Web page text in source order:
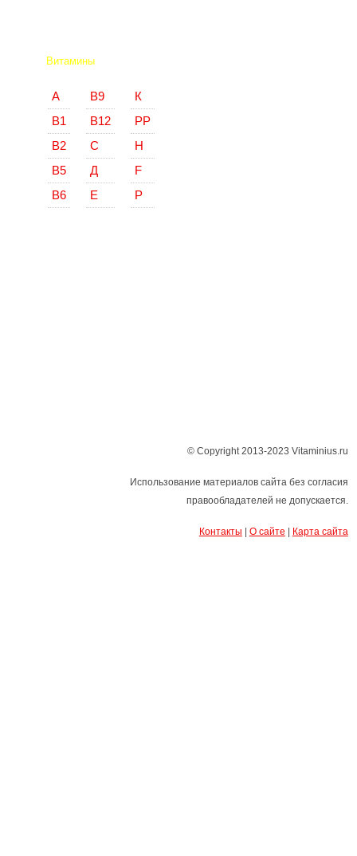
Витамины
А
В1
В2
В5
В6
В9
В12
С
Д
Е
К
РР
Н
F
Р
© Copyright 2013-2023 Vitaminius.ru
Использование материалов сайта без согласия
правообладателей не допускается.
Контакты | О сайте | Карта сайта